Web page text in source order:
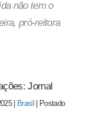
não tem o
pró-reitora
Jornal
| Brasil
Postado